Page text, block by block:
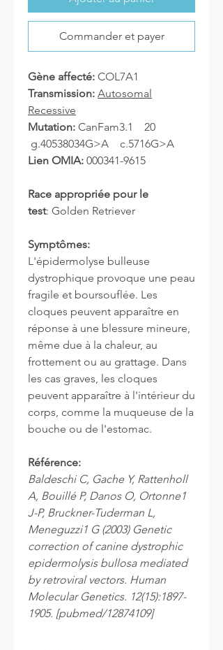
Commander et payer
Gène affecté: COL7A1
Transmission: Autosomal
Recessive
Mutation: CanFam3.1 20
g.40538034G>A c.5716G>A
Lien OMIA: 000341-9615
Race appropriée pour le
test: Golden Retriever
Symptômes:
L'épidermolyse bulleuse
dystrophique provoque une peau
fragile et boursouflée. Les
cloques peuvent apparaître en
réponse à une blessure mineure,
même due à la chaleur, au
frottement ou au grattage. Dans
les cas graves, les cloques
peuvent apparaître à l'intérieur du
corps, comme la muqueuse de la
bouche ou de l'estomac.
Référence:
Baldeschi C, Gache Y, Rattenholl
A, Bouillé P, Danos O, Ortonne1
J-P, Bruckner-Tuderman L,
Meneguzzi1 G (2003) Genetic
correction of canine dystrophic
epidermolysis bullosa mediated
by retroviral vectors. Human
Molecular Genetics. 12(15):1897-
1905. [pubmed/12874109]